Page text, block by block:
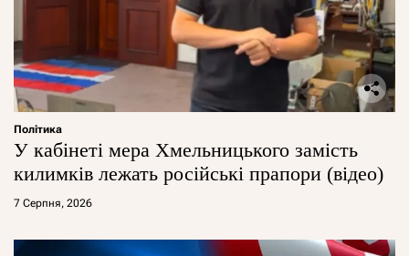
Політика
У кабінеті мера Хмельницького замість
килимків лежать російські прапори (відео)
7 Серпня, 2026